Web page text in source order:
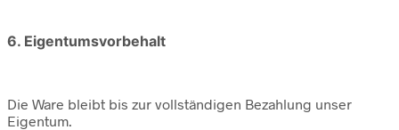
6. Eigentumsvorbehalt
Die Ware bleibt bis zur vollständigen Bezahlung unser
Eigentum.